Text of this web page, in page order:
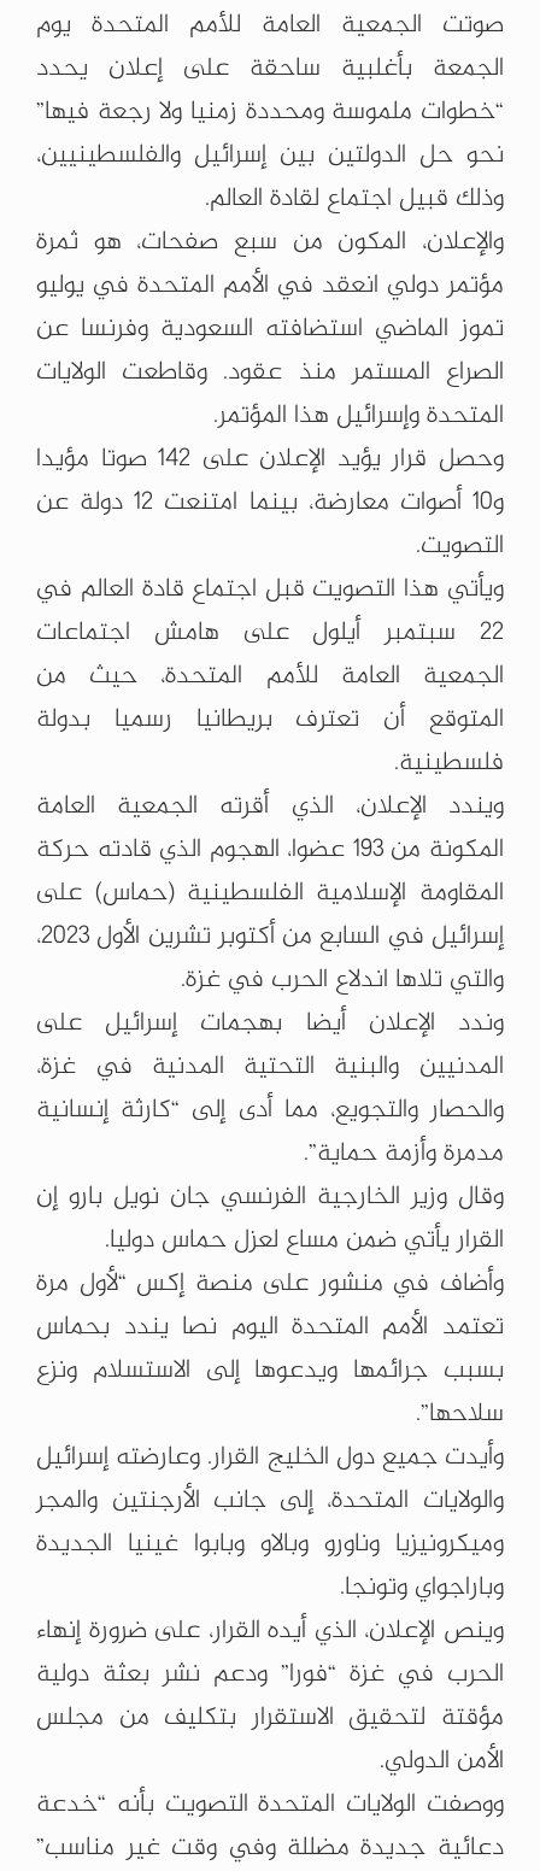
صوتت الجمعية العامة للأمم المتحدة يوم
الجمعة بأغلبية ساحقة على إعلان يحدد
“خطوات ملموسة ومحددة زمنيا ولا رجعة فيها”
نحو حل الدولتين بين إسرائيل والفلسطينيين،
وذلك قبيل اجتماع لقادة العالم.
والإعلان، المكون من سبع صفحات، هو ثمرة
مؤتمر دولي انعقد في الأمم المتحدة في يوليو
تموز الماضي استضافته السعودية وفرنسا عن
الصراع المستمر منذ عقود. وقاطعت الولايات
المتحدة وإسرائيل هذا المؤتمر.
وحصل قرار يؤيد الإعلان على 142 صوتا مؤيدا
و10 أصوات معارضة، بينما امتنعت 12 دولة عن
التصويت.
ويأتي هذا التصويت قبل اجتماع قادة العالم في
22 سبتمبر أيلول على هامش اجتماعات
الجمعية العامة للأمم المتحدة، حيث من
المتوقع أن تعترف بريطانيا رسميا بدولة
فلسطينية.
ويندد الإعلان، الذي أقرته الجمعية العامة
المكونة من 193 عضوا، الهجوم الذي قادته حركة
المقاومة الإسلامية الفلسطينية (حماس) على
إسرائيل في السابع من أكتوبر تشرين الأول 2023،
والتي تلاها اندلاع الحرب في غزة.
وندد الإعلان أيضا بهجمات إسرائيل على
المدنيين والبنية التحتية المدنية في غزة،
والحصار والتجويع، مما أدى إلى “كارثة إنسانية
مدمرة وأزمة حماية”.
وقال وزير الخارجية الفرنسي جان نويل بارو إن
القرار يأتي ضمن مساع لعزل حماس دوليا.
وأضاف في منشور على منصة إكس “لأول مرة
تعتمد الأمم المتحدة اليوم نصا يندد بحماس
بسبب جرائمها ويدعوها إلى الاستسلام ونزع
سلاحها”.
وأيدت جميع دول الخليج القرار. وعارضته إسرائيل
والولايات المتحدة، إلى جانب الأرجنتين والمجر
وميكرونيزيا وناورو وبالاو وبابوا غينيا الجديدة
وباراجواي وتونجا.
وينص الإعلان، الذي أيده القرار، على ضرورة إنهاء
الحرب في غزة “فورا” ودعم نشر بعثة دولية
مؤقتة لتحقيق الاستقرار بتكليف من مجلس
الأمن الدولي.
ووصفت الولايات المتحدة التصويت بأنه “خدعة
دعائية جديدة مضللة وفي وقت غير مناسب”